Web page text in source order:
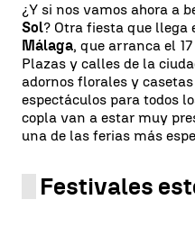
¿Y si nos vamos ahora a
Sol? Otra fiesta que llega
Málaga, que arranca el
Plazas y calles de la
adornos florales y
espectáculos para todos
copla van a estar muy
una de las ferias más
Festivales